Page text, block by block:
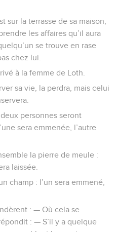
sur la terrasse de sa maison,
les affaires qu’il aura
se trouve en rase
chez lui.
à la femme de Loth.
sa vie, la perdra, mais celui
personnes seront
sera emmenée, l’autre
la pierre de meule :
laissée.
champ : l’un sera emmené,
: — Où cela se
: — S’il y a quelque